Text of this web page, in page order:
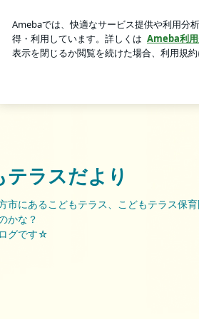
クの激混みしそうな記念のおもちゃ
テラスだより
市にあるこどもテラス、こどもテラス保
かな？
グです☆